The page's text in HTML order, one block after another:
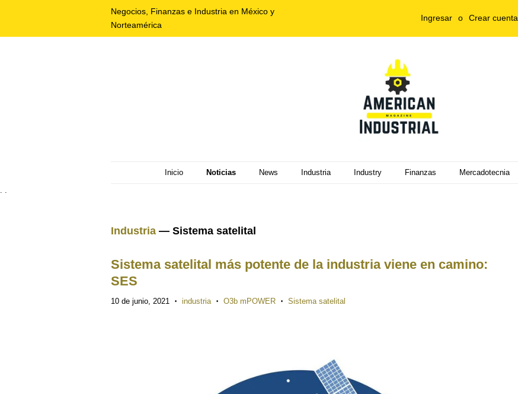
Negocios, Finanzas e Industria en México y
Norteamérica
Ingresar o Crear cuenta
Inicio Noticias News Industria Industry Finanzas Mercadotecnia
. .
Industria — Sistema satelital
Sistema satelital más potente de la industria viene en camino:
SES
10 de junio, 2021 • industria • O3b mPOWER • Sistema satelital